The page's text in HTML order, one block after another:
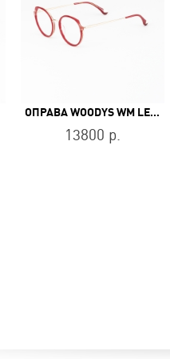
ОПРАВА WOODYS WM LEEN 03
13800 р.